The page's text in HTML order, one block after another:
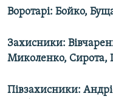
Воротарі: Бойко,
Захисники:
Миколенко, Сирота,
Півзахисники: